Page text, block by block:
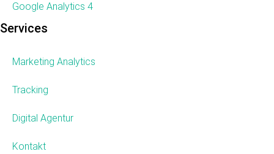
Google Analytics 4
Services
Marketing Analytics
Tracking
Digital Agentur
Kontakt